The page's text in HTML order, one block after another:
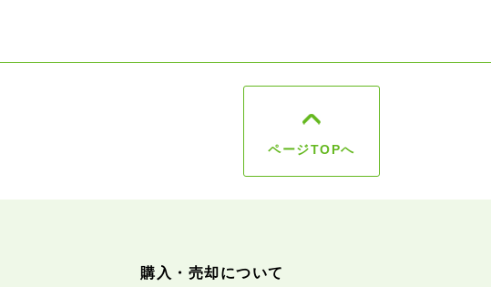
ページTOPへ
購入・売却について